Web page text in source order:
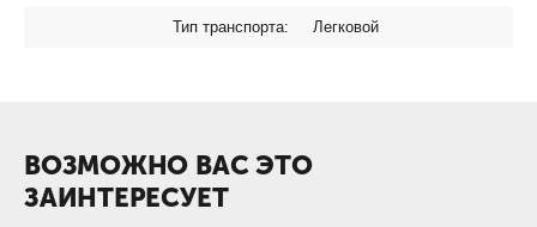
Тип транспорта: Легковой
ВОЗМОЖНО ВАС ЭТО
ЗАИНТЕРЕСУЕТ